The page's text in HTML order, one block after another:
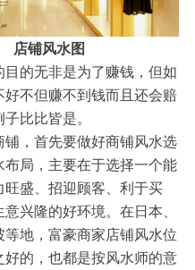
店铺风水图
的无非是为了赚钱，但如
好不但赚不到钱而且还会赔
比比皆是。
，首先要做好商铺风水选
布局，主要在于选择一个能
旺盛、招迎顾客、利于买
兴隆的好环境。在日本、
地，富豪商家店铺风水位
好的，也都是按风水师的意